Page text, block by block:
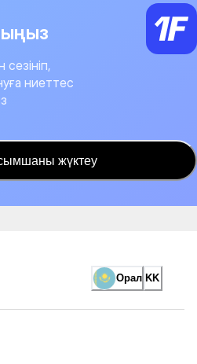
ниеттес
жүктеу
Орал KK